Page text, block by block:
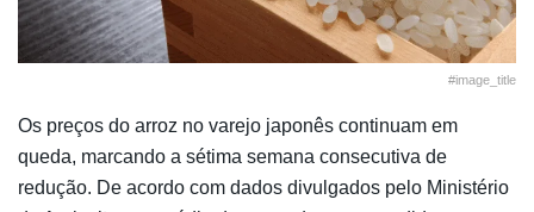
#image_title
Os preços do arroz no varejo japonês continuam em
queda, marcando a sétima semana consecutiva de
redução. De acordo com dados divulgados pelo Ministério